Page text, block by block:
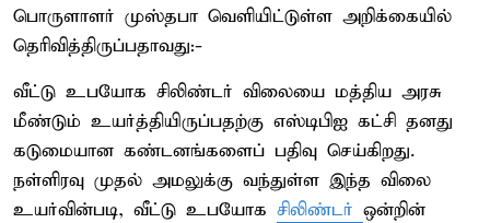
பொருளாளர் முஸ்தபா வெளியிட்டுள்ள அறிக்கையில்
தெரிவித்திருப்பதாவது:-
வீட்டு உபயோக சிலிண்டர் விலையை மத்திய அரசு
மீண்டும் உயர்த்தியிருப்பதற்கு எஸ்டிபிஐ கட்சி தனது
கடுமையான கண்டனங்களைப் பதிவு செய்கிறது.
நள்ளிரவு முதல் அமலுக்கு வந்துள்ள இந்த விலை
உயர்வின்படி, வீட்டு உபயோக சிலிண்டர் ஒன்றின்